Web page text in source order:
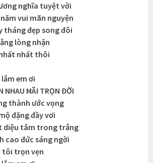
nghĩa tuyệt vời
vui mãn nguyện
tháng đẹp song đôi
lòng nhận
nhất thôi
em ơi
NHAU MÃI TRỌN ĐỜI
thành ước vọng
đặng đầy vơi
diệu tâm trong trắng
cao đức sáng ngời
tôi trọn vẹn